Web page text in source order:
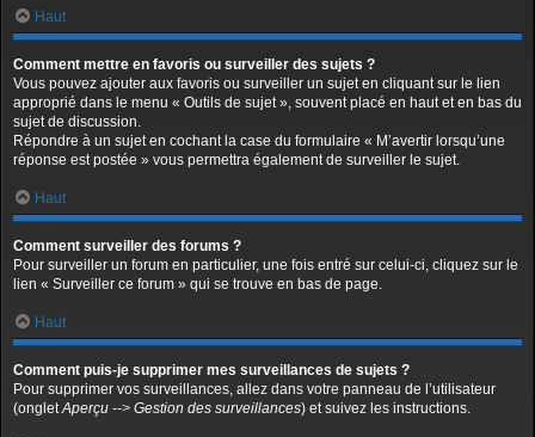
Haut
Comment mettre en favoris ou surveiller des sujets ?
Vous pouvez ajouter aux favoris ou surveiller un sujet en cliquant sur le lien
approprié dans le menu « Outils de sujet », souvent placé en haut et en bas du
sujet de discussion.
Répondre à un sujet en cochant la case du formulaire « M’avertir lorsqu’une
réponse est postée » vous permettra également de surveiller le sujet.
Haut
Comment surveiller des forums ?
Pour surveiller un forum en particulier, une fois entré sur celui-ci, cliquez sur le
lien « Surveiller ce forum » qui se trouve en bas de page.
Haut
Comment puis-je supprimer mes surveillances de sujets ?
Pour supprimer vos surveillances, allez dans votre panneau de l’utilisateur
(ongletAperçu --> Gestion des surveillances) et suivez les instructions.